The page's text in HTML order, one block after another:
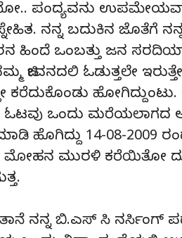
ಪಂದ್ಯವನು
ನನ್ನ ಬದುಕಿನ ಜೊತೆಗೆ
ಹಿಂದೆ ಒಂಬತ್ತು ಜನ
ಜೀವನದಲಿ ಓಡುತ್ತಲೇ
ಕರೆದುಕೊಂಡು
ಒಂದು ಮರೆಯಲಾಗದ
ಹೊಗಿದ್ದು 14-08-2009
ಮುರಳಿ ಕರೆಯಿತೋ
ನನ್ನ ಬಿ.ಎಸ್ ಸಿ ನರ್ಸಿಂಗ್